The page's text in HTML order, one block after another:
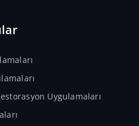
Uygulamaları